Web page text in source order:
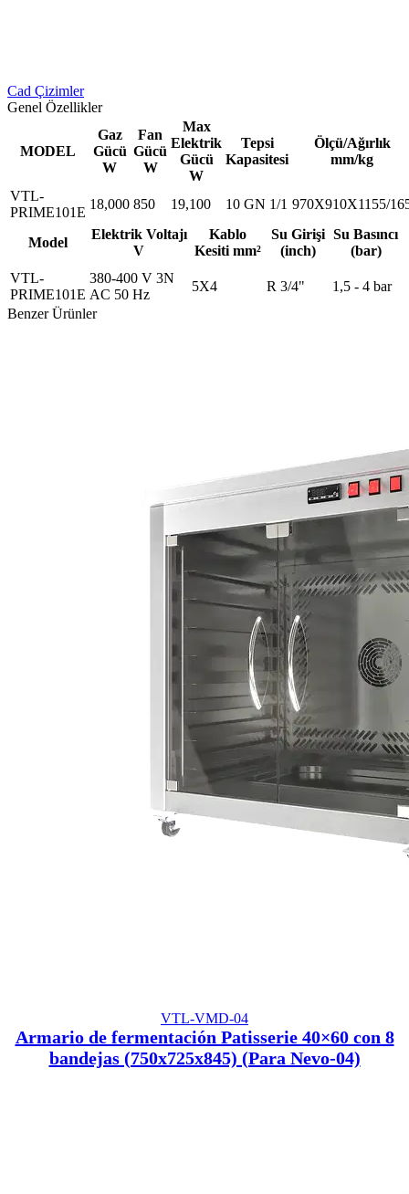
Cad Çizimler
Genel Özellikler
MODEL
Gaz
Gücü
W
Fan
Gücü
W
Max
Elektrik
Gücü
W
Tepsi
Kapasitesi
Ölçü/Ağırlık
mm/kg
VTL-
PRIME101E
18,000 850 19,100 10 GN 1/1 970X910X1155/
Model
Elektrik Voltajı
V
Kablo
Kesiti mm²
Su Girişi
(inch)
Su Basıncı
(bar)
VTL-
PRIME101E
380-400 V 3N
AC 50 Hz
5X4 R 3/4"
1,5 - 4 bar
Benzer Ürünler
VTL-VMD-04
Armario de fermentación Patisserie 40×60 con 8
bandejas (750x725x845) (Para Nevo-04)